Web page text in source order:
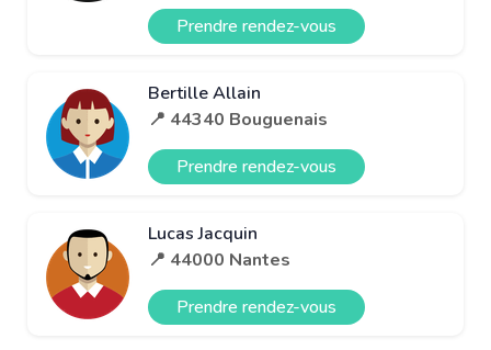
Prendre rendez-vous
Bertille Allain
📍 44340 Bouguenais
Prendre rendez-vous
Lucas Jacquin
📍 44000 Nantes
Prendre rendez-vous